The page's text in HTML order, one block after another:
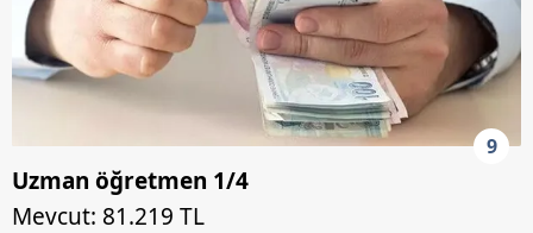
9
Uzman öğretmen 1/4
Mevcut: 81.219 TL